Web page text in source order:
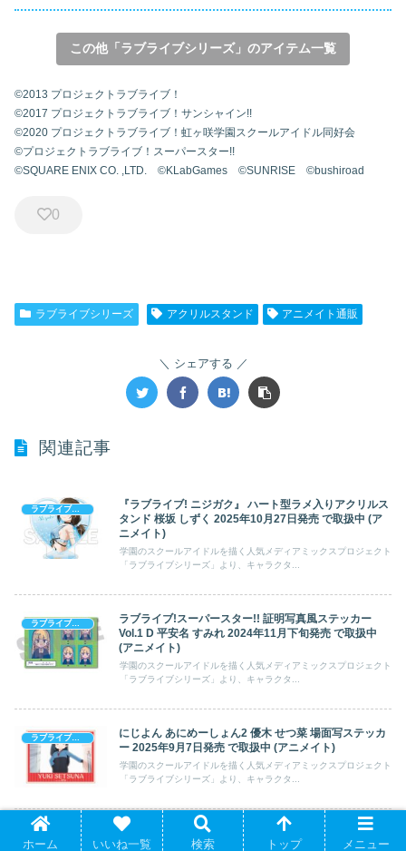
この他「ラブライブシリーズ」のアイテム一覧
©2013 プロジェクトラブライブ！
©2017 プロジェクトラブライブ！サンシャイン!!
©2020 プロジェクトラブライブ！虹ヶ咲学園スクールアイドル同好会
©プロジェクトラブライブ！スーパースター!!
©SQUARE ENIX CO. ,LTD. ©KLabGames ©SUNRISE ©bushiroad
0
ラブライブシリーズ アクリルスタンド アニメイト通販
シェアする
関連記事
ラブライブシリーズ
『ラブライブ! ニジガク』 ハート型ラメ入りアクリルス
タンド 桜坂 しずく 2025年10月27日発売 で取扱中 (ア
ニメイト)
学園のスクールアイドルを描く人気メディアミックスプロジェクト
「ラブライブシリーズ」より、キャラクタ...
ラブライブシリーズ
ラブライブ!スーパースター!! 証明写真風ステッカー
Vol.1 D 平安名 すみれ 2024年11月下旬発売 で取扱中
(アニメイト)
学園のスクールアイドルを描く人気メディアミックスプロジェクト
「ラブライブシリーズ」より、キャラクタ...
ラブライブシリーズ
にじよん あにめーしょん2 優木 せつ菜 場面写ステッカ
ー 2025年9月7日発売 で取扱中 (アニメイト)
学園のスクールアイドルを描く人気メディアミックスプロジェクト
「ラブライブシリーズ」より、キャラクタ...
ラブライブ!スクールアイドルフェスティバル パンケー
キ作り編(高海 千歌・小原 鞠莉)グリッターアクリルバ
ホーム いいね一覧 検索 トップ メニュー